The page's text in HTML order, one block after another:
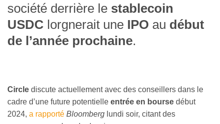
société derrière le stablecoin
USDC lorgnerait une IPO au début
de l’année prochaine.
Circle discute actuellement avec des conseillers dans le
cadre d’une future potentielle entrée en bourse début
2024, a rapporté Bloomberg lundi soir, citant des